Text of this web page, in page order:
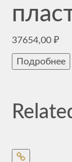
37654,00 ₽
Подробнее